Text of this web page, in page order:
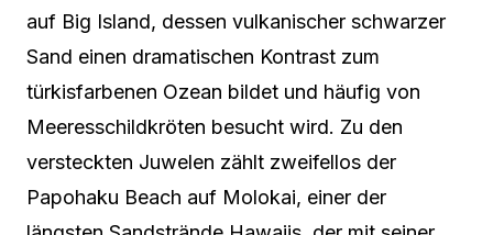
auf Big Island, dessen vulkanischer schwarzer
Sand einen dramatischen Kontrast zum
türkisfarbenen Ozean bildet und häufig von
Meeresschildkröten besucht wird. Zu den
versteckten Juwelen zählt zweifellos der
Papohaku Beach auf Molokai, einer der